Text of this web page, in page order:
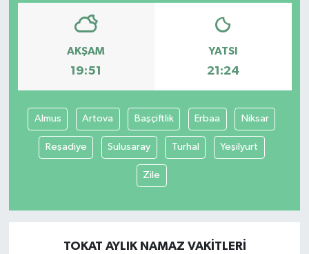
AKŞAM
19:51
YATSI
21:24
Almus Artova Başçiftlik Erbaa Niksar
Reşadiye Sulusaray Turhal Yeşilyurt
Zile
TOKAT AYLIK NAMAZ VAKITLERI
Siyaset
Yaşam